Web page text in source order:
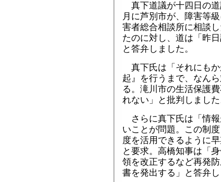
真下道議が十四日の
月に芦別市が、障害等
害者総合相談所に相談
たのに対し、道は「昨
と答弁しました。
真下氏は「それにも
起』を行うまで、なん
る。滝川市の生活保護
れない」と批判しまし
さらに真下氏は「情
いことが問題。この制
度を活用できるように
と要求。高橋知事は「
領を改正するなど再発
書を発出する」と答弁